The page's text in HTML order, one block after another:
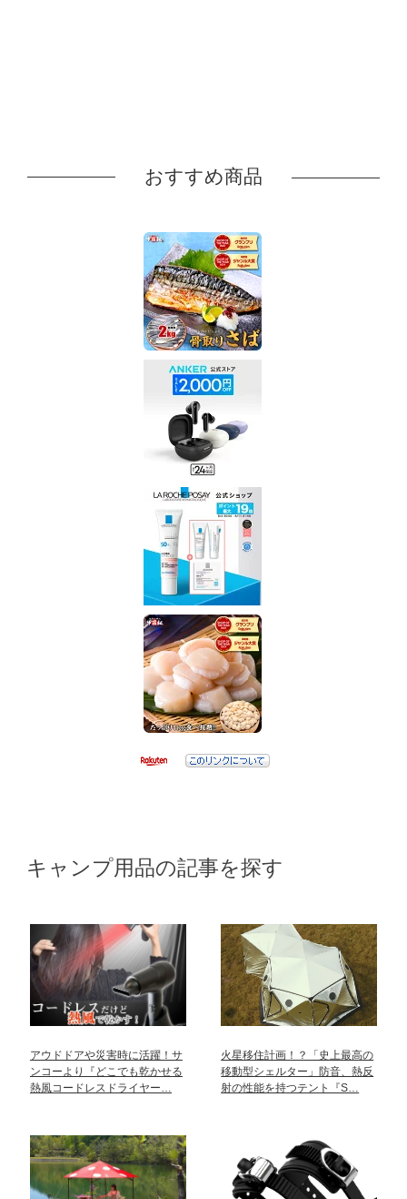
おすすめ商品
キャンプ用品の記事を探す
アウドドアや災害時に活躍！サ
ンコーより『どこでも乾かせる
熱風コードレスドライヤー…
火星移住計画！？「史上最高の
移動型シェルター」防音、熱反
射の性能を持つテント『S…